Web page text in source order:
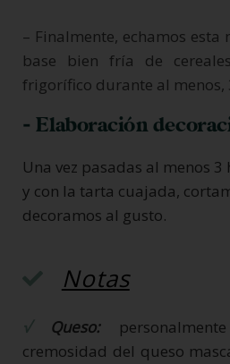
– Finalmente, echamos esta
base bien fría de
frigorífico durante al menos,
- Elaboración
Una vez pasadas al menos
y con la tarta cuajada,
decoramos al gusto.
Notas
√Queso:
cremosidad del queso